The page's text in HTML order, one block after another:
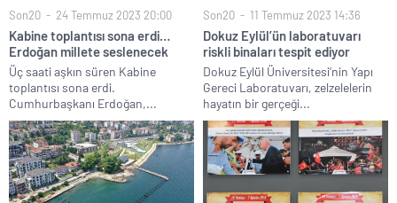
Son20 24 Temmuz 2023 20:00
Kabine toplantısı sona erdi…
Erdoğan millete seslenecek
Üç saati aşkın süren Kabine
toplantısı sona erdi.
Cumhurbaşkanı Erdoğan,...
Son20 11 Temmuz 2023 14:36
Dokuz Eylül’ün laboratuvarı
riskli binaları tespit ediyor
Dokuz Eylül Üniversitesi’nin Yapı
Gereci Laboratuvarı, zelzelelerin
hayatın bir gerçeği...